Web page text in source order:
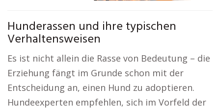
Hunderassen und ihre typischen
Verhaltensweisen
Es ist nicht allein die Rasse von Bedeutung – die
Erziehung fängt im Grunde schon mit der
Entscheidung an, einen Hund zu adoptieren.
Hundeexperten empfehlen, sich im Vorfeld der